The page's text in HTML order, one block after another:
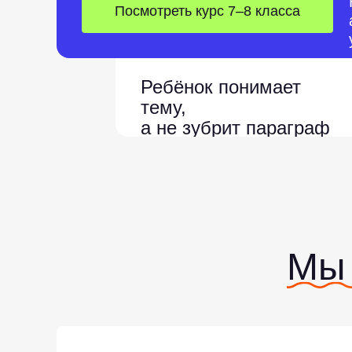
Ребёнок понимает
тему,
а не зубрит параграф
Посмотреть курс 7–8 класса
Мы